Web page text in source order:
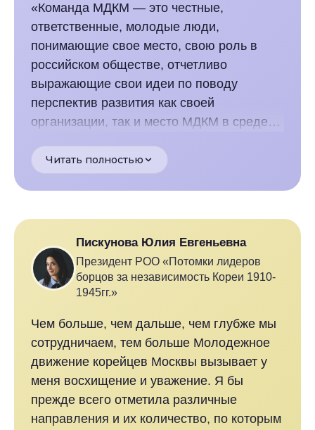
«Команда МДКМ — это честные,
ответственные, молодые люди,
понимающие свое место, свою роль в
российском обществе, отчетливо
выражающие свои идеи по поводу
перспектив развития как своей
организации, так и место МДКМ в среде
молодежи. Их заряженность на
которому должны стремиться в своей
работе остальные молодежные
организации.»
Читать полностью
Пискунова Юлия Евгеньевна
Президент РОО «Потомки лидеров
борцов за независимость Кореи 1910-
1945гг.»
Чем больше, чем дальше, чем глубже мы
сотрудничаем, тем больше Молодежное
движение корейцев Москвы вызывает у
меня восхищение и уважение. Я бы
прежде всего отметила различные
направления и их количество, по которым